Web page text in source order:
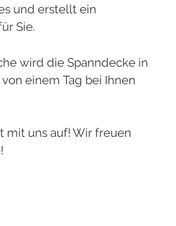
und erstellt ein
Sie.
wird die Spanndecke in
einem Tag bei Ihnen
mit uns auf! Wir freuen